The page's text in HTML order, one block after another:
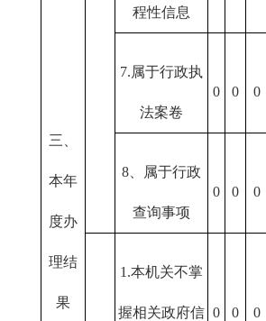
三、
本年
度办
理结
果
程性信息
7.属于行政执
法案卷
0 0 0
8、属于行政
查询事项
0 0 0
1.本机关不掌
握相关政府信 0 0 0